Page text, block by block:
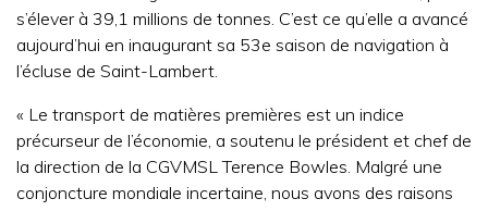
s’élever à 39,1 millions de tonnes. C’est ce qu’elle a avancé
aujourd’hui en inaugurant sa 53e saison de navigation à
l’écluse de Saint-Lambert.
« Le transport de matières premières est un indice
précurseur de l’économie, a soutenu le président et chef de
la direction de la CGVMSL Terence Bowles. Malgré une
conjoncture mondiale incertaine, nous avons des raisons